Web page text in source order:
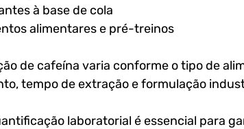
à base de cola
alimentares e pré-treinos
de cafeína varia conforme o tipo de
tempo de extração e formulação
laboratorial é essencial para